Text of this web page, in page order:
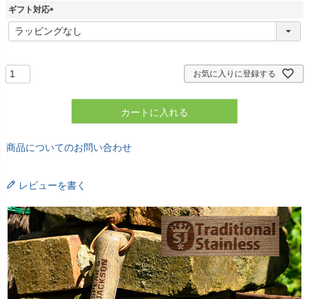
ギフト対応
(
必
お気に入りに登録する
カートに入れる
商品についてのお問い合わせ
レビューを書く